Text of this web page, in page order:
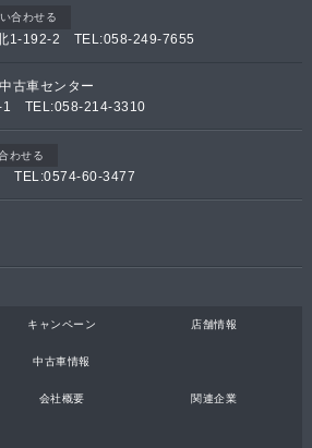
合わせる
1-192-2 TEL:058-249-7655
古車センター
1 TEL:058-214-3310
わせる
TEL:0574-60-3477
キャンペーン 店舗情報
中古車情報
会社概要 関連企業